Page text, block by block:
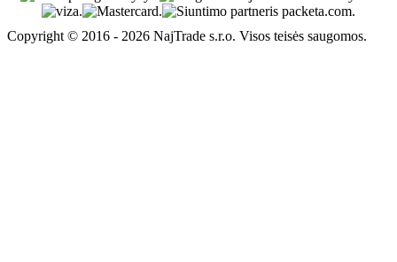
Copyright © 2016 - 2026 NajTrade s.r.o. Visos teisės saugomos.